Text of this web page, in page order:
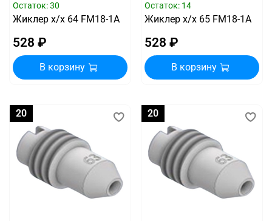
Остаток: 30
Жиклер х/х 64 FM18-1A
528 ₽
В корзину
Остаток: 14
Жиклер х/х 65 FM18-1A
528 ₽
В корзину
20 20